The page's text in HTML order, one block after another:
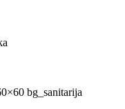
bg_sanitarija